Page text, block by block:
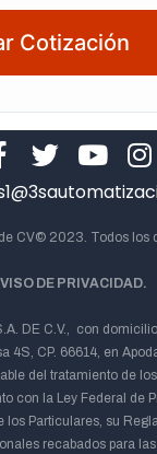
CV© 2023. Todos los
DE PRIVACIDAD.
DE C.V., con
4S, CP. 66614, en
del tratamiento de
con la Ley Federal de
los Particulares, su
recabados para